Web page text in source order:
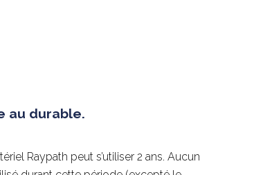
au durable.
Raypath peut s’utiliser 2 ans. Aucun